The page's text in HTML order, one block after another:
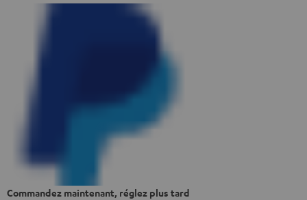
Commandez maintenant, réglez plus tard